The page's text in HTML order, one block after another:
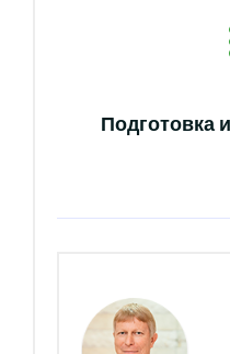
Подготовка